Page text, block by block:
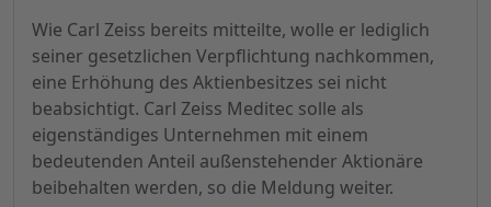
Wie Carl Zeiss bereits mitteilte, wolle er lediglich
seiner gesetzlichen Verpflichtung nachkommen,
eine Erhöhung des Aktienbesitzes sei nicht
beabsichtigt. Carl Zeiss Meditec solle als
eigenständiges Unternehmen mit einem
bedeutenden Anteil außenstehender Aktionäre
beibehalten werden, so die Meldung weiter.